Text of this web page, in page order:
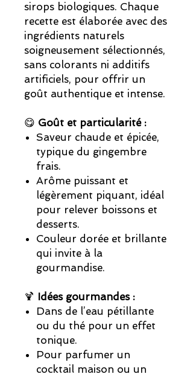
sirops biologiques. Chaque
recette est élaborée avec des
ingrédients naturels
soigneusement sélectionnés,
sans colorants ni additifs
artificiels, pour offrir un
goût authentique et intense.
😋 Goût et particularité :
Saveur chaude et épicée,
typique du gingembre
frais.
Arôme puissant et
légèrement piquant, idéal
pour relever boissons et
desserts.
Couleur dorée et brillante
qui invite à la
gourmandise.
🍹 Idées gourmandes :
Dans de l’eau pétillante
ou du thé pour un effet
tonique.
Pour parfumer un
cocktail maison ou un